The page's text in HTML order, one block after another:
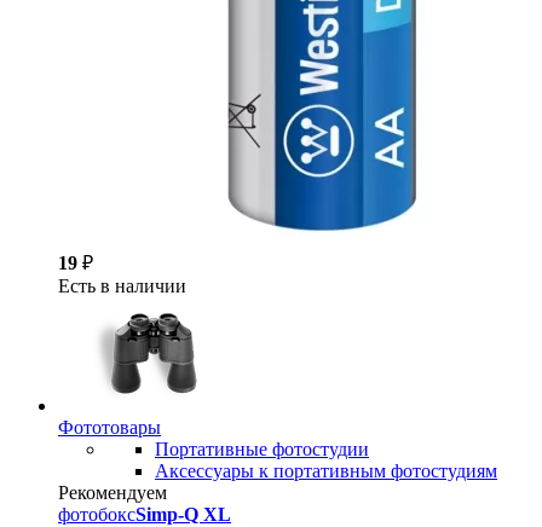
19 ₽
Есть в наличии
Фототовары
Портативные фотостудии
Аксессуары к портативным фотостудиям
Рекомендуем
фотобоксSimp-Q XL